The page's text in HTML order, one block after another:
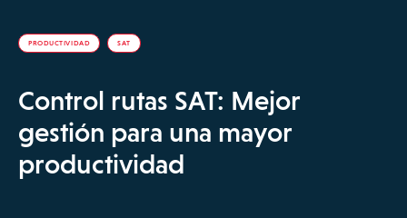
PRODUCTIVIDAD SAT
Control rutas SAT: Mejor
gestión para una mayor
productividad